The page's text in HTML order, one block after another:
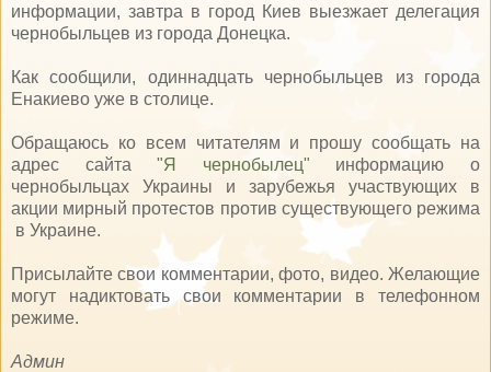
информации, завтра в город Киев выезжает делегация
чернобыльцев из города Донецка.
Как сообщили, одиннадцать чернобыльцев из города
Енакиево уже в столице.
Обращаюсь ко всем читателям и прошу сообщать на
адрес сайта"Я чернобылец" информацию о
чернобыльцах Украины и зарубежья участвующих в
акции мирный протестов против существующего режима
в Украине.
Присылайте свои комментарии, фото, видео. Желающие
могут надиктовать свои комментарии в телефонном
режиме.
Админ